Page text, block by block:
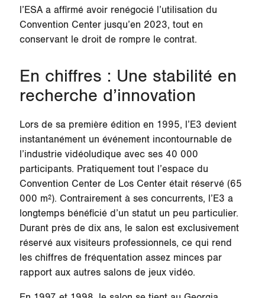
l’ESA a affirmé avoir renégocié l’utilisation du
Convention Center jusqu’en 2023, tout en
conservant le droit de rompre le contrat.
En chiffres : Une stabilité en
recherche d’innovation
Lors de sa première édition en 1995, l’E3 devient
instantanément un événement incontournable de
l’industrie vidéoludique avec ses 40 000
participants. Pratiquement tout l’espace du
Convention Center de Los Center était réservé (65
000 m²). Contrairement à ses concurrents, l’E3 a
longtemps bénéficié d’un statut un peu particulier.
Durant près de dix ans, le salon est exclusivement
réservé aux visiteurs professionnels, ce qui rend
les chiffres de fréquentation assez minces par
rapport aux autres salons de jeux vidéo.